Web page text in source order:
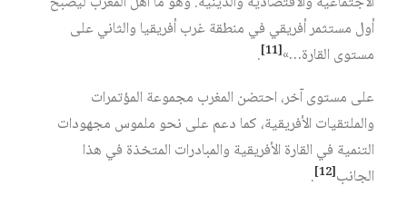
أول مستثمر أفريقي في منطقة غرب أفريقيا والثاني على
مستوى القارة…»[11]
.
على مستوى آخر، احتضن المغرب مجموعة المؤتمرات
والملتقيات الأفريقية، كما دعم على نحو ملموس مجهودات
التنمية في القارة الأفريقية والمبادرات المتخذة في هذا
الجانب[12]
.